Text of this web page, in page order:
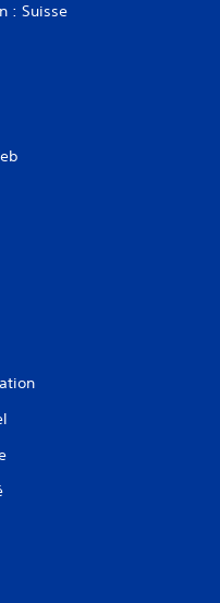
: Suisse